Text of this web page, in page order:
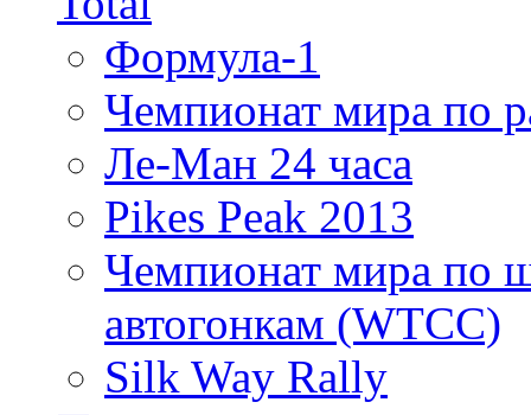
Формула-1
Чемпионат мира по
Ле-Ман 24 часа
Pikes Peak 2013
Чемпионат мира по
автогонкам (WTCC)
Silk Way Rally